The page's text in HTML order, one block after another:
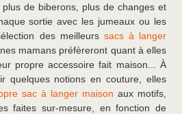
de biberons, plus de changes et
sortie avec les jumeaux ou les
des meilleurs sacs à langer
mamans préfèreront quant à elles
propre accessoire fait maison... À
quelques notions en couture, elles
sac à langer maison aux motifs,
faites sur-mesure, en fonction de